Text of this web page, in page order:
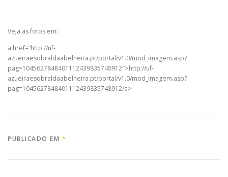
Veja as fotos em:
a href=”http://uf-
azueiraesobraldaabelheira.pt/portal/v1.0/mod_imagem.asp?
pag=1045627848401112439835748912″>http://uf-
azueiraesobraldaabelheira.pt/portal/v1.0/mod_imagem.asp?
pag=1045627848401112439835748912/a>
PUBLICADO EM *